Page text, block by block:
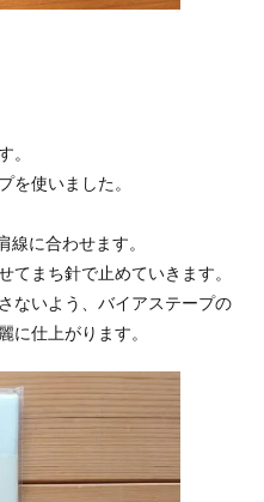
。
を使いました。
に合わせます。
てまち針で止めていきます。
ないよう、バイアステープの
に仕上がります。